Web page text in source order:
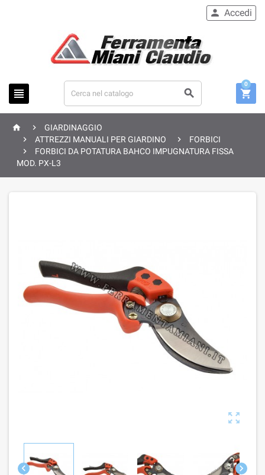
 
 Accedi

0
 
GIARDINAGGIO

ATTREZZI MANUALI PER GIARDINO 
FORBICI

FORBICI DA POTATURA BAHCO IMPUGNATURA FISSA
MOD. PX-L3

 